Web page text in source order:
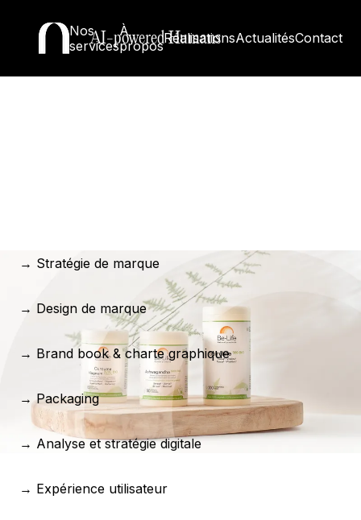
AI-powered Humans
Nos
services
À
proposRéalisationsActualitésContact
→ Stratégie de marque
→ Design de marque
→ Brand book & charte graphique
→ Packaging
→ Analyse et stratégie digitale
→ Expérience utilisateur